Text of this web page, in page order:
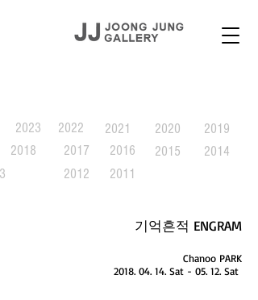
2023
2018
2022
2017
2012
2021
2016
2011
2020
2015
2019
2014
기억흔적 ENGRAM
Chanoo PARK
2018. 04. 14. Sat - 05. 12. Sat